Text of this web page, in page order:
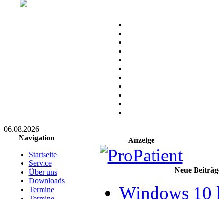
06.08.2026
Navigation
Startseite
Service
Über uns
Downloads
Termine
Anzeige
Neue
Windows 10